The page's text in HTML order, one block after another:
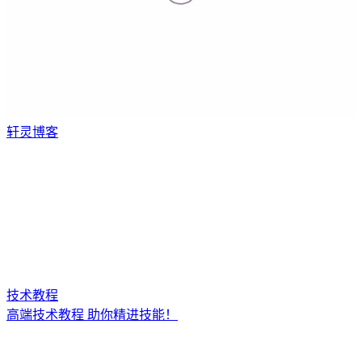
轩灵博客
技术教程
高端技术教程 助你精进技能！